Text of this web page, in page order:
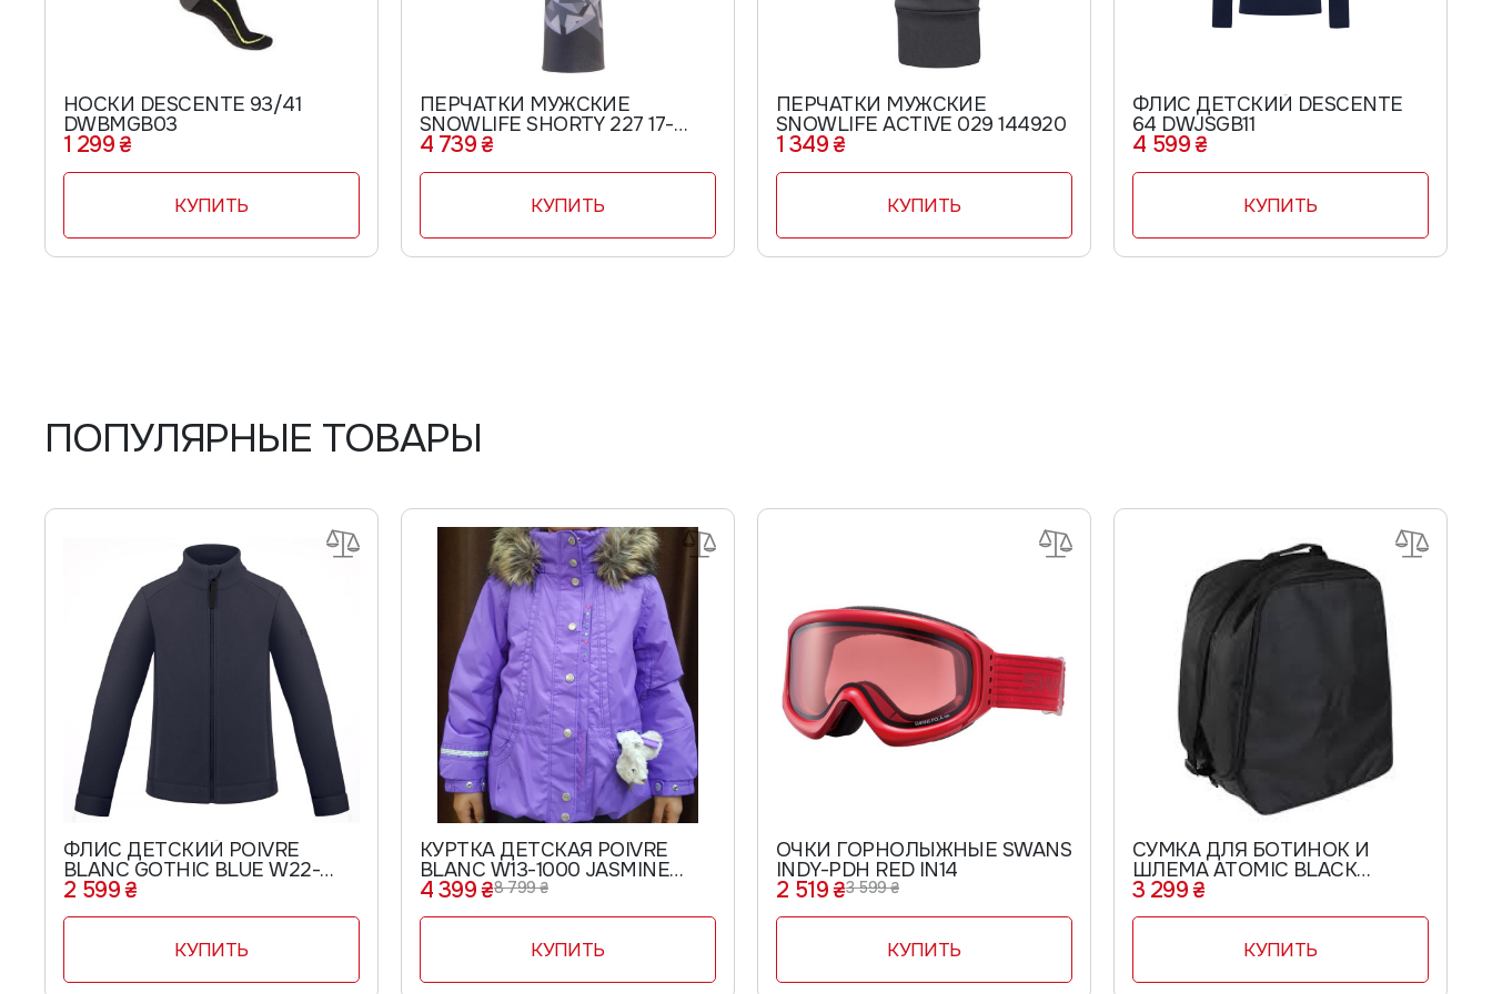
НОСКИ DESCENTE 93/41
DWBMGB03
1 299 ₴
КУПИТЬ
ПЕРЧАТКИ МУЖСКИЕ
SNOWLIFE SHORTY 227 17-
124920
4 739 ₴
КУПИТЬ
ПЕРЧАТКИ МУЖСКИЕ
SNOWLIFE ACTIVE 029 144920
1 349 ₴
КУПИТЬ
ФЛИС ДЕТСКИЙ DESCENTE
64 DWJSGB11
4 599 ₴
КУПИТЬ
ПОПУЛЯРНЫЕ ТОВАРЫ
ФЛИС ДЕТСКИЙ POIVRE
BLANC GOTHIC BLUE W22-
1510-JRBY
2 599 ₴
КУПИТЬ
КУРТКА ДЕТСКАЯ POIVRE
BLANC W13-1000 JASMINE
233176
4 399 ₴8 799 ₴
КУПИТЬ
ОЧКИ ГОРНОЛЫЖНЫЕ SWANS
INDY-PDH RED IN14
2 519 ₴3 599 ₴
КУПИТЬ
СУМКА ДЛЯ БОТИНОК И
ШЛЕМА ATOMIC BLACK
AL5053320
3 299 ₴
КУПИТЬ